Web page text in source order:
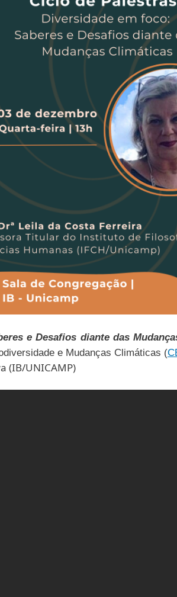
e Desafios diante das
e Mudanças Climáticas (
(IB/UNICAMP)